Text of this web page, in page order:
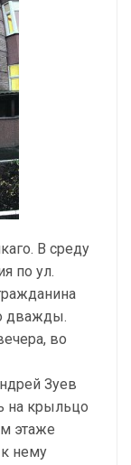
В среду
по ул.
дважды.
во
Зуев
на крыльцо
этаже
нему